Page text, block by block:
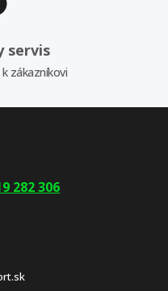
servis
zákazníkovi
282 306